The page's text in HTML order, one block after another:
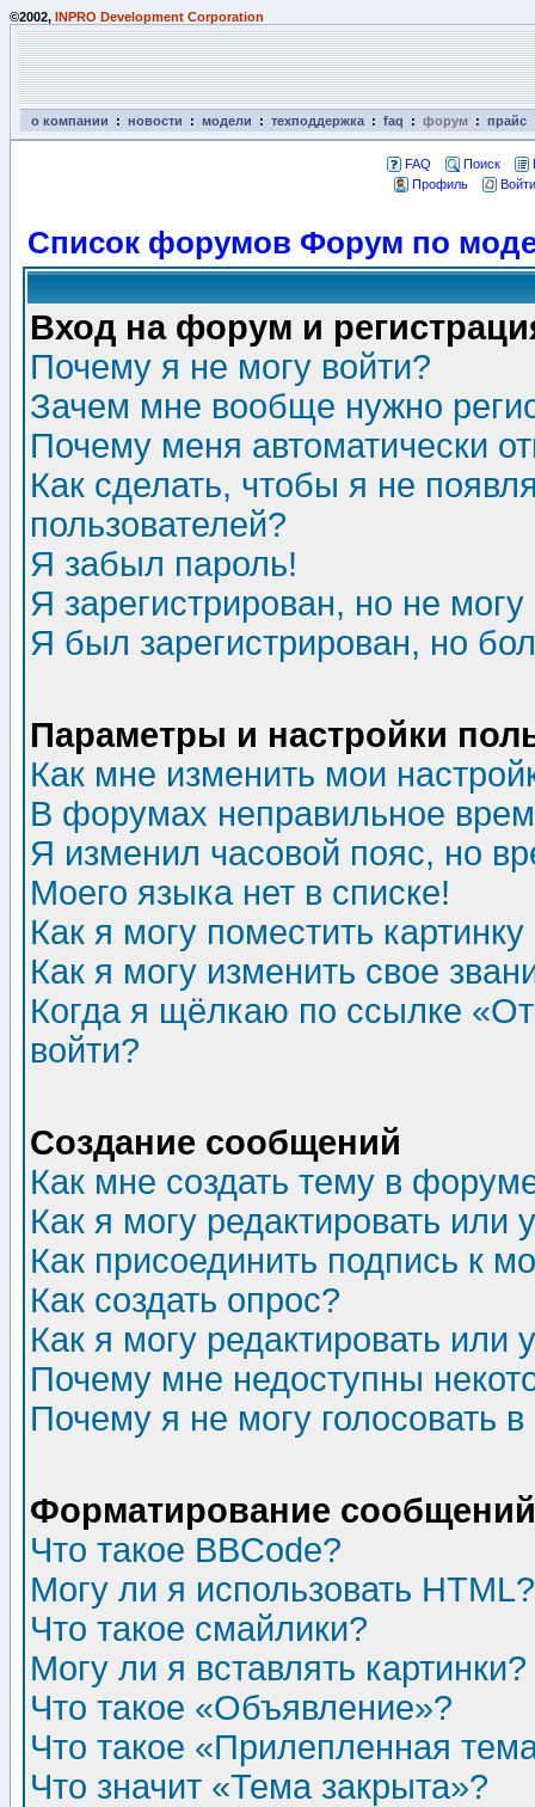
©2002, INPRO Development Corporation
о компании : новости : модели : техподдержка : faq : форум : прайс
FAQ Поиск
Профиль
Список форумов Форум по
Вход на форум и
Почему я не могу войти?
Зачем мне вообще нужно
Почему меня автоматически
Как сделать, чтобы я не
пользователей?
Я забыл пароль!
Я зарегистрирован, но не могу
Я был зарегистрирован, но
Параметры и настройки
Как мне изменить мои
В форумах неправильное
Я изменил часовой пояс, но
Моего языка нет в списке!
Как я могу поместить
Как я могу изменить свое
Когда я щёлкаю по ссылке
войти?
Создание сообщений
Как мне создать тему в
Как я могу редактировать или
Как присоединить подпись к
Как создать опрос?
Как я могу редактировать или
Почему мне недоступны
Почему я не могу голосовать
Форматирование
Что такое BBCode?
Могу ли я использовать HTML?
Что такое смайлики?
Могу ли я вставлять картинки?
Что такое «Объявление»?
Что такое «Прилепленная
Что значит «Тема закрыта»?